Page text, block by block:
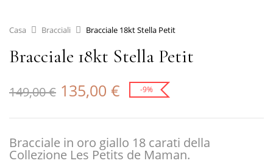
Casa Bracciali Bracciale 18kt Stella Petit
Bracciale 18kt Stella Petit
149,00€ 135,00 € -9%
Bracciale in oro giallo 18 carati della
Collezione Les Petits de Maman.